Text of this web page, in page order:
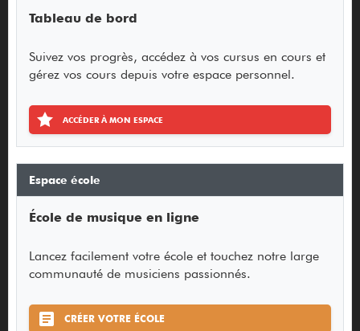
Tableau de bord
Suivez vos progrès, accédez à vos cursus en cours et
gérez vos cours depuis votre espace personnel.
ACCÉDER À MON ESPACE
Espace école
École de musique en ligne
Lancez facilement votre école et touchez notre large
communauté de musiciens passionnés.
CRÉER VOTRE ÉCOLE